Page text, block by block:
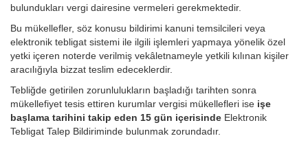
bulundukları vergi dairesine vermeleri gerekmektedir.
Bu mükellefler, söz konusu bildirimi kanuni temsilcileri veya
elektronik tebligat sistemi ile ilgili işlemleri yapmaya yönelik özel
yetki içeren noterde verilmiş vekâletnameyle yetkili kılınan kişiler
aracılığıyla bizzat teslim edeceklerdir.
Tebliğde getirilen zorunlulukların başladığı tarihten sonra
mükellefiyet tesis ettiren kurumlar vergisi mükellefleri ise işe
başlama tarihini takip eden 15 gün içerisinde Elektronik
Tebligat Talep Bildiriminde bulunmak zorundadır.